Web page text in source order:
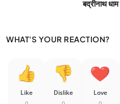
बद्रीनाथ
WHAT'S YOUR REACTION?
Like Dislike Love